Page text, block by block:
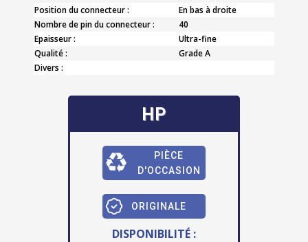
Position du connecteur :
En bas à droite
Nombre de pin du connecteur :
40
Epaisseur :
Ultra-fine
Qualité :
Grade A
Divers :
HP
PIÈCE
D'OCCASION
ORIGINALE
DISPONIBILITÉ :